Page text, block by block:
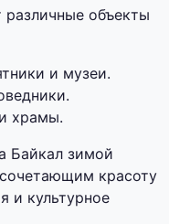
объекты
и музеи.
храмы.
Байкал зимой
красоту
и культурное